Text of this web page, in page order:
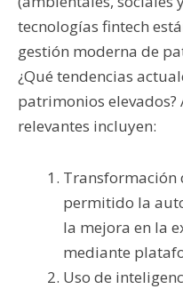
tecnologías fintech
gestión moderna de
¿Qué tendencias
patrimonios elevados?
relevantes incluyen:
permitido la
la mejora en la
mediante
Uso de